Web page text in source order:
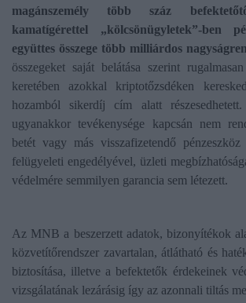
magánszemély több száz
kamatígérettel „kölcsönügyletek”-ben
együttes összege több milliárdos
összegeket saját belátása szerint
keretében azokkal kriptotőzsdéken
hozamból sikerdíj cím alatt
ugyanakkor tevékenysége kapcsán nem
betét vagy más visszafizetendő
felügyeleti engedélyével, üzleti
védelmére semmilyen garancia sem létezett.
Az MNB a beszerzett adatok, bizonyítékok
közvetítőrendszer zavartalan, átlátható és
biztosítása, illetve a befektetők érdekeinek
vizsgálatának lezárásig így az azonnali tiltás